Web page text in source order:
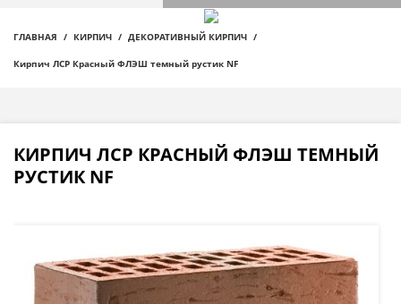
ГЛАВНАЯ КИРПИЧ ДЕКОРАТИВНЫЙ КИРПИЧ
Кирпич ЛСР Красный ФЛЭШ темный рустик NF
КИРПИЧ ЛСР КРАСНЫЙ ФЛЭШ ТЕМНЫЙ
РУСТИК NF